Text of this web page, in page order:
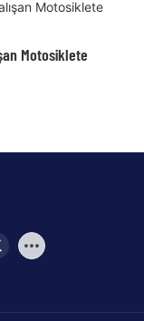
Motosiklete